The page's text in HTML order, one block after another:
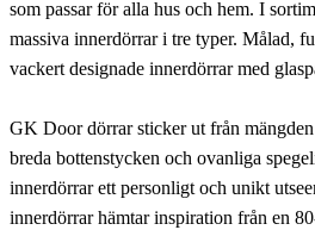
som passar för alla hus och hem. I
massiva innerdörrar i tre typer. Målad,
vackert designade innerdörrar med
GK Door dörrar sticker ut från
breda bottenstycken och ovanliga
innerdörrar ett personligt och unikt
innerdörrar hämtar inspiration från en